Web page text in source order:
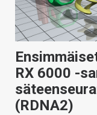
KAUPPA
VAIHDA TEEMA
HAKU
RX 6000 -
(RDNA2)